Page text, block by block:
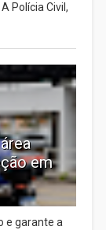
Polícia Civil,
em
e garante a